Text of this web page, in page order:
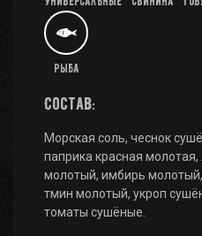
Рыба
Состав:
Морская соль, чеснок
паприка красная
молотый, имбирь
тмин молотый, укроп
томаты сушёные.